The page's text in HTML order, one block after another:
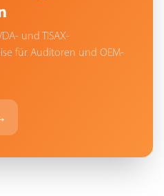
und TISAX-
für Auditoren und OEM-